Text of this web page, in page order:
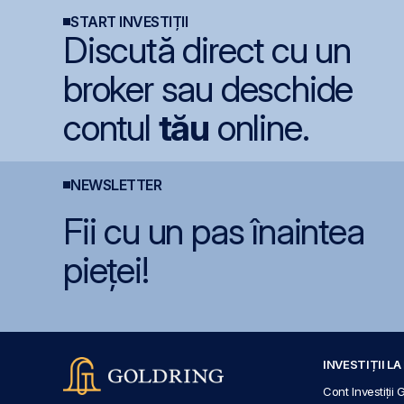
START INVESTIȚII
Discută direct cu un
broker sau deschide
contul tău online.
NEWSLETTER
Fii cu un pas înaintea
pieței!
INVESTIȚII LA
Cont Investiții